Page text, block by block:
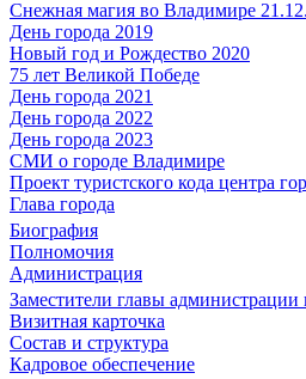
Снежная магия во Владимире
День города 2019
Новый год и Рождество 2020
75 лет Великой Победе
День города 2021
День города 2022
День города 2023
СМИ о городе Владимире
Проект туристского кода центра
Глава города
Биография
Полномочия
Администрация
Заместители главы администрации
Визитная карточка
Состав и структура
Кадровое обеспечение